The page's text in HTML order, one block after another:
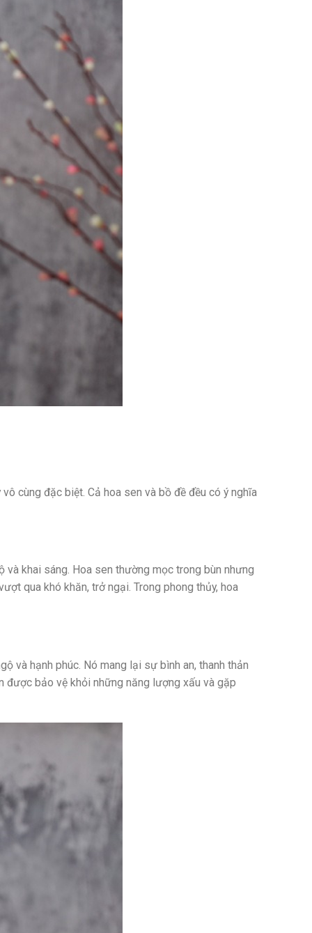
cùng đặc biệt. Cả hoa sen và bồ đề đều có ý nghĩa
khai sáng. Hoa sen thường mọc trong bùn nhưng
qua khó khăn, trở ngại. Trong phong thủy, hoa
và hạnh phúc. Nó mang lại sự bình an, thanh thản
được bảo vệ khỏi những năng lượng xấu và gặp